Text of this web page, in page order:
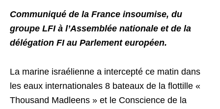
Communiqué de la France insoumise, du
groupe LFI à l’Assemblée nationale et de la
délégation FI au Parlement européen.
La marine israélienne a intercepté ce matin dans
les eaux internationales 8 bateaux de la flottille «
Thousand Madleens » et le Conscience de la